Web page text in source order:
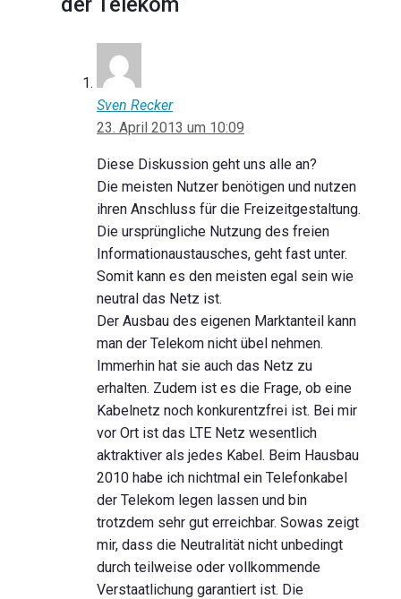
Sven Recker
23. April 2013 um 10:09
Diese Diskussion geht uns alle an?
Die meisten Nutzer benötigen und nutzen
ihren Anschluss für die Freizeitgestaltung.
Die ursprüngliche Nutzung des freien
Informationaustausches, geht fast unter.
Somit kann es den meisten egal sein wie
neutral das Netz ist.
Der Ausbau des eigenen Marktanteil kann
man der Telekom nicht übel nehmen.
Immerhin hat sie auch das Netz zu
erhalten. Zudem ist es die Frage, ob eine
Kabelnetz noch konkurentzfrei ist. Bei mir
vor Ort ist das LTE Netz wesentlich
aktraktiver als jedes Kabel. Beim Hausbau
2010 habe ich nichtmal ein Telefonkabel
der Telekom legen lassen und bin
trotzdem sehr gut erreichbar. Sowas zeigt
mir, dass die Neutralität nicht unbedingt
durch teilweise oder vollkommende
Verstaatlichung garantiert ist. Die